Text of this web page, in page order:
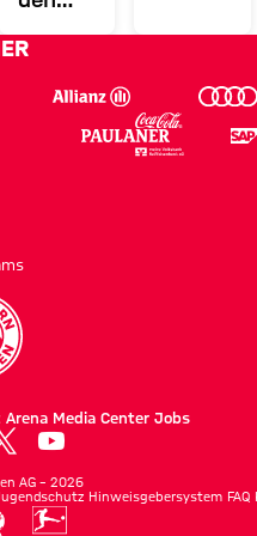
FCB-
Sportpark
Arena Media Center Jobs
AG – 2026
Hinweisgebersystem FAQ